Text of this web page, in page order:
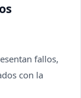
fallos,
con la